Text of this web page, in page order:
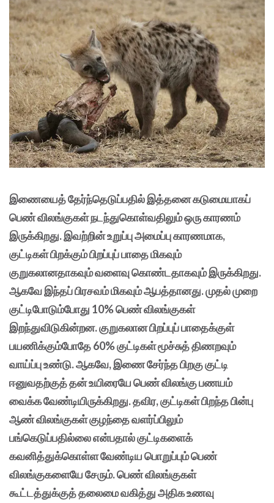
இணையைத் தேர்ந்தெடுப்பதில் இத்தனை கடுமையாகப்
பெண் விலங்குகள் நடந்துகொள்வதிலும் ஒரு காரணம்
இருக்கிறது. இவற்றின் உறுப்பு அமைப்பு காரணமாக,
குட்டிகள் பிறக்கும் பிறப்புப் பாதை மிகவும்
குறுகலானதாகவும் வளைவு கொண்டதாகவும் இருக்கிறது.
ஆகவே இந்தப் பிரசவம் மிகவும் ஆபத்தானது. முதல் முறை
குட்டிபோடும்போது 10% பெண் விலங்குகள்
இறந்துவிடுகின்றன. குறுகலான பிறப்புப் பாதைக்குள்
பயணிக்கும்போதே 60% குட்டிகள் மூச்சுத் திணறவும்
வாய்ப்பு உண்டு. ஆகவே, இணை சேர்ந்த பிறகு குட்டி
ஈனுவதற்குத் தன் உயிரையே பெண் விலங்கு பணயம்
வைக்க வேண்டியிருக்கிறது. தவிர, குட்டிகள் பிறந்த பின்பு
ஆண் விலங்குகள் குழந்தை வளர்ப்பிலும்
பங்கெடுப்பதில்லை என்பதால் குட்டிகளைக்
கவனித்துக்கொள்ள வேண்டிய பொறுப்பும் பெண்
விலங்குகளையே சேரும். பெண் விலங்குகள்
கூட்டத்துக்குத் தலைமை வகித்து அதிக உணவு